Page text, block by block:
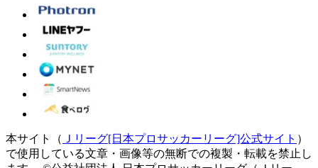
本サイト（ Ｊリーグ[日本プロサッカーリーグ]公式サイト ）
で使用している文章・画像等の無断での複製・転載を禁止し